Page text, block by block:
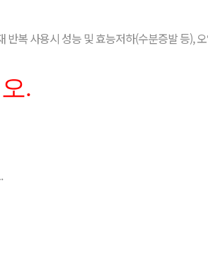
복 사용시 성능 및 효능저하(수분증발 등),
.